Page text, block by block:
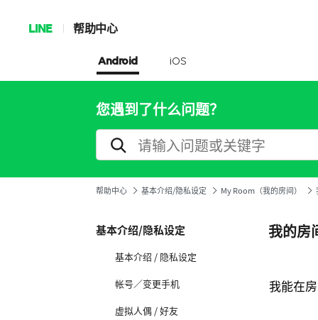
LINE 帮助中心
Android iOS
您遇到了什么问题？
帮助中心 基本介绍/隐私设定 My Room（我的房间）
基本介绍/隐私设定
基本介绍 / 隐私设定
帐号／变更手机
虚拟人偶 / 好友
我的房
我能在